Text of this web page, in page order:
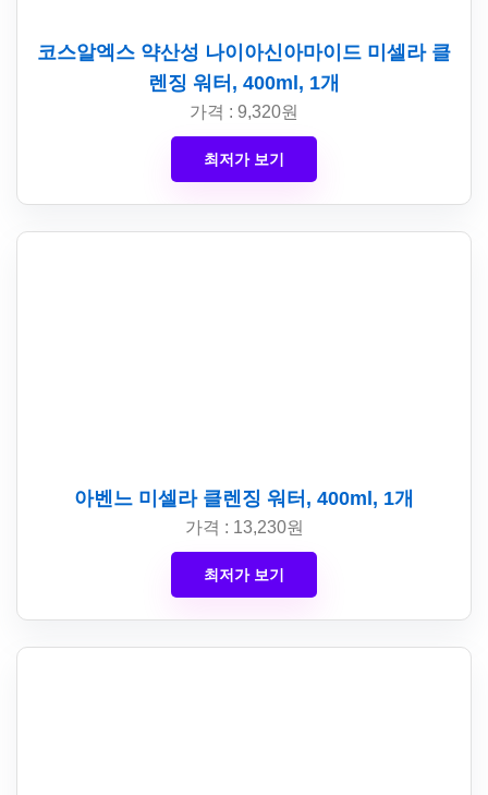
코스알엑스 약산성 나이아신아마이드 미셀라 클
렌징 워터, 400ml, 1개
가격 : 9,320원
최저가 보기
아벤느 미셀라 클렌징 워터, 400ml, 1개
가격 : 13,230원
최저가 보기